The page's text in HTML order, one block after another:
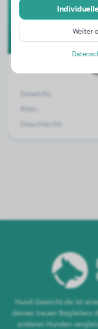
Gewicht:
Alter:
Geschlecht:
Hund-Gewicht.de ist
deines treuen Begleiters
anderen Hunden
Weiter